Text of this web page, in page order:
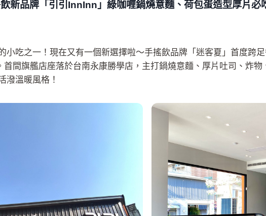
新品牌「引引InnInn」綠咖喱鍋燒意麵、荷包蛋造型厚片
小吃之一！現在又有一個新選擇啦～手搖飲品牌「迷客夏」首度跨
首間旗艦店座落於台南永康勝學店，主打鍋燒意麵、厚片吐司、炸
潑溫暖風格！